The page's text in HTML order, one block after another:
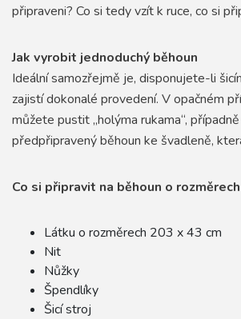
připraveni? Co si tedy vzít k ruce, co si
Jak vyrobit jednoduchý běhoun
Ideální samozřejmě je, disponujete-li
zajistí dokonalé provedení. V opačném
můžete pustit „holýma rukama“,
předpřipravený běhoun ke švadleně,
Co si připravit na běhoun o
Látku o rozměrech 203 x 43 cm
Nit
Nůžky
Špendlíky
Šicí stroj